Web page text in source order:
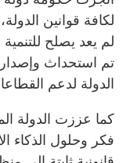
لم يعد يصلح
الدولة لدعم
كما عززت الدولة
فكر وحلول الذكاء